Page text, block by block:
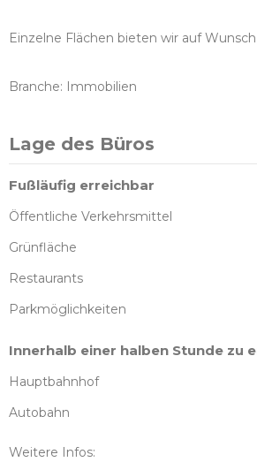
Einzelne Flächen bieten wir auf
Branche: Immobilien
Lage des Büros
Fußläufig erreichbar
Öffentliche Verkehrsmittel
Grünfläche
Restaurants
Parkmöglichkeiten
Innerhalb einer halben Stunde zu
Hauptbahnhof
Autobahn
Weitere Infos: